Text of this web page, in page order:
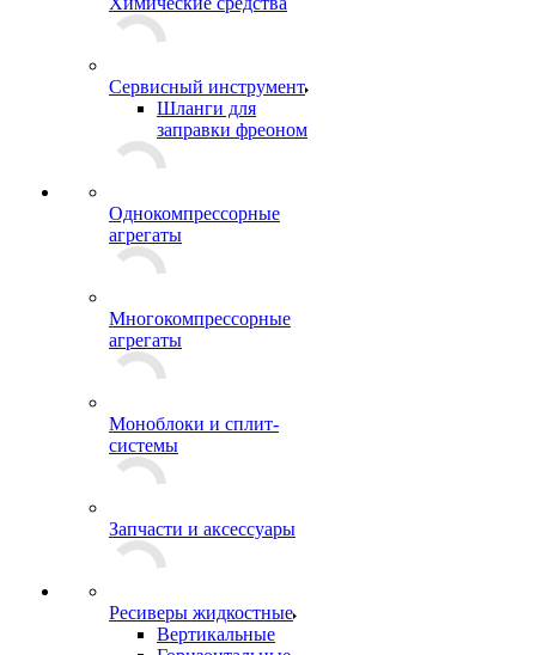
Сервисный инструмент
Шланги для
заправки фреоном
Однокомпрессорные
агрегаты
Многокомпрессорные
агрегаты
Моноблоки и сплит-
системы
Запчасти и аксессуары
Ресиверы жидкостные
Вертикальные